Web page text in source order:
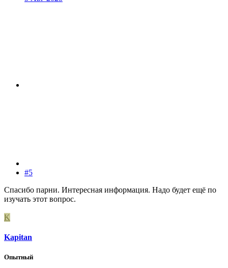
#5
Спасибо парни. Интересная информация. Надо будет ещё по
изучать этот вопрос.
K
Kapitan
Опытный